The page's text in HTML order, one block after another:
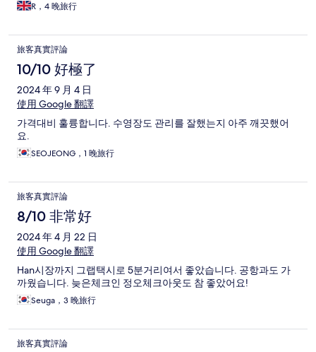
R，4 晚旅行
旅客真實評論
10/10 好極了
2024 年 9 月 4 日
使用 Google 翻譯
가격대비 훌륭합니다. 수영장도 관리를 잘했는지 아주 깨끗했어
요.
SEOJEONG，1 晚旅行
旅客真實評論
8/10 非常好
2024 年 4 月 22 日
使用 Google 翻譯
Han시장까지 그랩택시로 5분거리여서 좋았습니다. 공항과도 가
까웠습니다. 늦은체크인 정오체크아웃도 참 좋았어요!
Seuga，3 晚旅行
旅客真實評論